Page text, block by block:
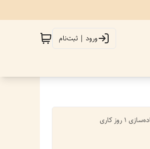
ورود | ثبت‌نام
1 روز کاری